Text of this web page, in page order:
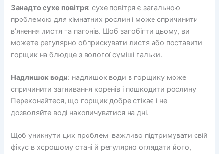
Занадто сухе повітря: сухе повітря є загальною
проблемою для кімнатних рослин і може спричинити
в’янення листя та пагонів. Щоб запобігти цьому, ви
можете регулярно обприскувати листя або поставити
горщик на блюдце з вологої суміші гальки.
Надлишок води: надлишок води в горщику може
спричинити загнивання коренів і пошкодити рослину.
Переконайтеся, що горщик добре стікає і не
дозволяйте воді накопичуватися на дні.
Щоб уникнути цих проблем, важливо підтримувати свій
фікус в хорошому стані й регулярно оглядати його,